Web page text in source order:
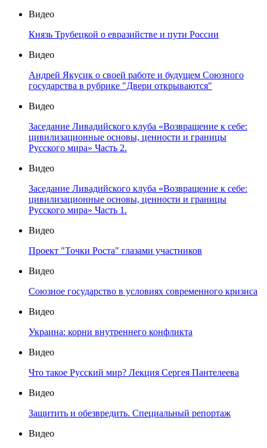
Видео
Князь Трубецкой о евразийстве и пути России
Видео
Андрей Якусик о своей работе и будущем Союзного
государства в рубрике "Двери открываются"
Видео
Заседание Ливадийского клуба «Возвращение к себе:
цивилизационные основы, ценности и границы
Русского мира» Часть 2.
Видео
Заседание Ливадийского клуба «Возвращение к себе:
цивилизационные основы, ценности и границы
Русского мира» Часть 1.
Видео
Проект "Точки Роста" глазами участников
Видео
Союзное государство в условиях современного кризиса
Видео
Украина: корни внутреннего конфликта
Видео
Что такое Русский мир? Лекция Сергея Пантелеева
Видео
Защитить и обезвредить. Специальный репортаж
Видео